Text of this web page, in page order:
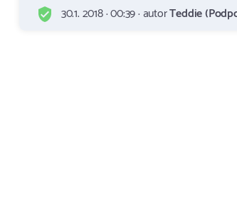
30.1. 2018 · 00:39 · autorTeddie